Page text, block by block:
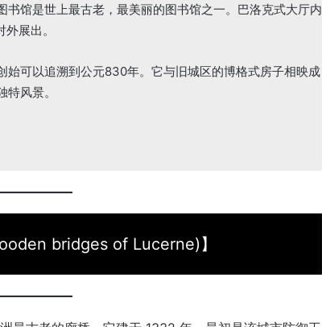
馆是世上最古老，最美丽的图书馆之一。巴洛克式大厅内
展出。
始可以追溯到公元830年。它与旧城区的博格式房子相映成
风景。
bridges of Lucerne)】